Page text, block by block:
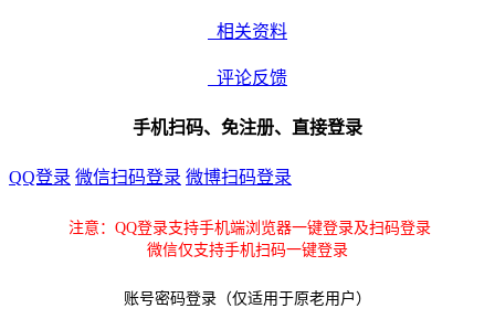
相关资料
评论反馈
手机扫码、免注册、直接登录
QQ登录 微信扫码登录 微博扫码登录
注意：QQ登录支持手机端浏览器一键登录及扫码登录
微信仅支持手机扫码一键登录
账号密码登录（仅适用于原老用户）